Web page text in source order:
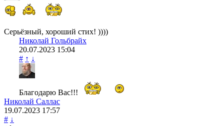
Серьёзный, хороший стих! ))))
Николай Гольбрайх
20.07.2023 15:04
# ↑ ↓
Благодарю Вас!!!
Николай Саллас
19.07.2023 17:57
# ↓